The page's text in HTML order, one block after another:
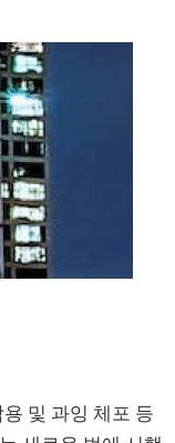
및 과잉 체포 등